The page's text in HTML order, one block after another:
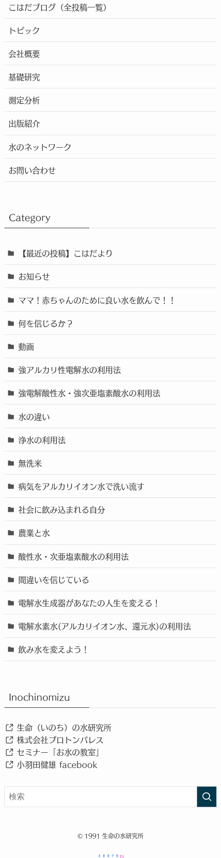
こはだブログ（全投稿一覧）
トピック
会社概要
基礎研究
測定分析
出版紹介
水のネットワーク
お問い合わせ
Category
【最近の投稿】こはだより
お知らせ
ママ！赤ちゃんのために良い水を飲んで！！
何を信じるか？
動画
強アルカリ性電解水の利用法
強電解酸性水・強次亜塩素酸水の利用法
水の違い
浄水の利用法
無洗米
病気をアルカリイオン水で洗い流す
社会に飲み込まれる自分
農業と水
酸性水・次亜塩素酸水の利用法
間違いを信じている
電解水生成器があなたの人生を変える！
電解水素水(アルカリイオン水、還元水)の利用法
飲み水を変えよう！
Inochinomizu
生命（いのち）の水研究所
株式会社プロトンパレス
セミナー「お水の教室」
小羽田健雄 facebook
© 1991 生命の水研究所